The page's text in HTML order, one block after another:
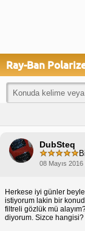
Ray-Ban
DubSteq
08 Mayıs
Herkese iyi günler
istiyorum lakin bir
filtreli gözlük mü
diyorum. Sizce hangisi?